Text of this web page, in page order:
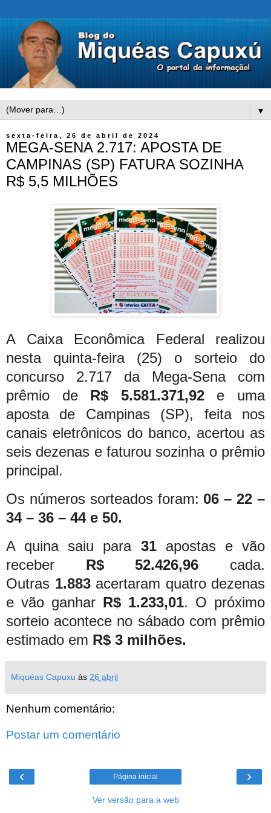
▼
sexta-feira, 26 de abril de 2024
MEGA-SENA 2.717: APOSTA DE
CAMPINAS (SP) FATURA SOZINHA
R$ 5,5 MILHÕES
A Caixa Econômica Federal realizou
nesta quinta-feira (25) o sorteio do
concurso 2.717 da Mega-Sena com
prêmio de R$ 5.581.371,92 e uma
aposta de Campinas (SP), feita nos
canais eletrônicos do banco, acertou as
seis dezenas e faturou sozinha o prêmio
principal.
Os números sorteados foram: 06 – 22 –
34 – 36 – 44 e 50.
A quina saiu para 31apostas e vão
receber R$ 52.426,96 cada.
Outras 1.883acertaram quatro dezenas
e vão ganhar R$ 1.233,01. O próximo
sorteio acontece no sábado com prêmio
estimado em R$ 3 milhões.
Miquéas Capuxu às 26 abril
Nenhum comentário:
Postar um comentário
‹ ›
Página inicial
Ver versão para a web